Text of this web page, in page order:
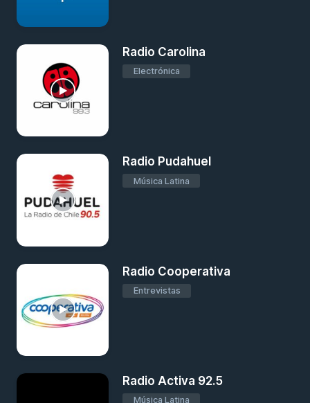
Radio Carolina
Electrónica
Radio Pudahuel
Música Latina
Radio Cooperativa
Entrevistas
Radio Activa 92.5
Música Latina